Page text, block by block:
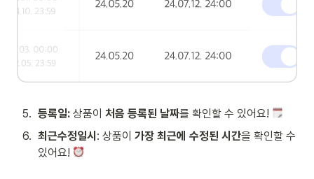
5. 등록일: 상품이 처음 등록된 날짜를 확인할 수 있어요!
6. 최근수정일시 : 상품이 가장 최근에 수정된 시간을 확인할 수
있어요!